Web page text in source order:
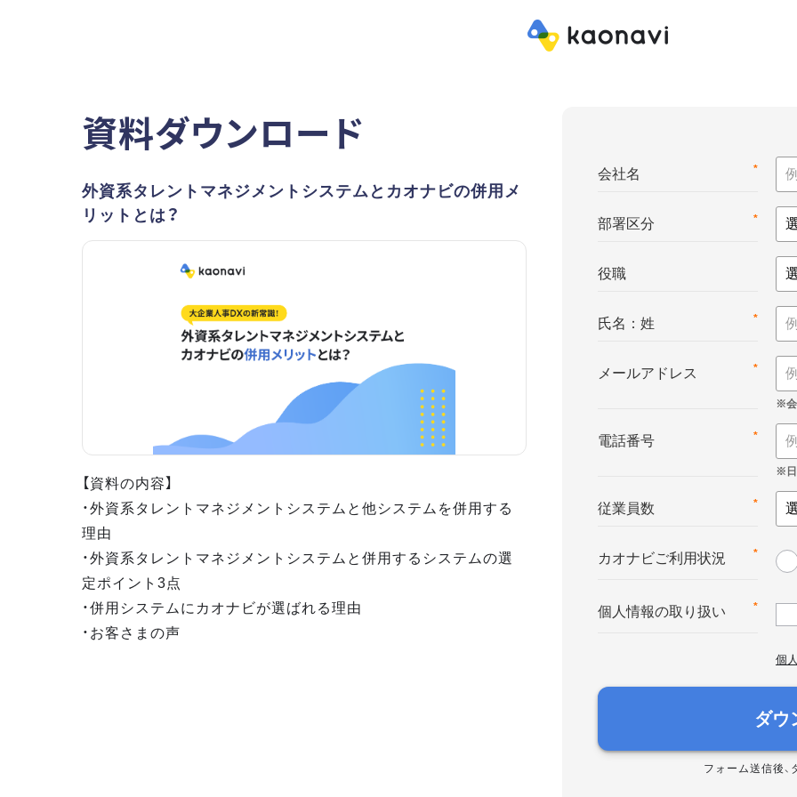
資料ダウンロード
外資系タレントマネジメントシステムとカオナビの併用メ
リットとは？
【資料の内容】
・外資系タレントマネジメントシステムと他システムを併用する
理由
・外資系タレントマネジメントシステムと併用するシステムの選
定ポイント3点
・併用システムにカオナビが選ばれる理由
・お客さまの声
*
会社名
*
部署区分
役職
*
氏名：姓
*
メールアドレス
*
電話番号
*
従業員数
*
カオナビご利用状況
*
個人情報の取り扱い
個
ダウ
フォーム送信後